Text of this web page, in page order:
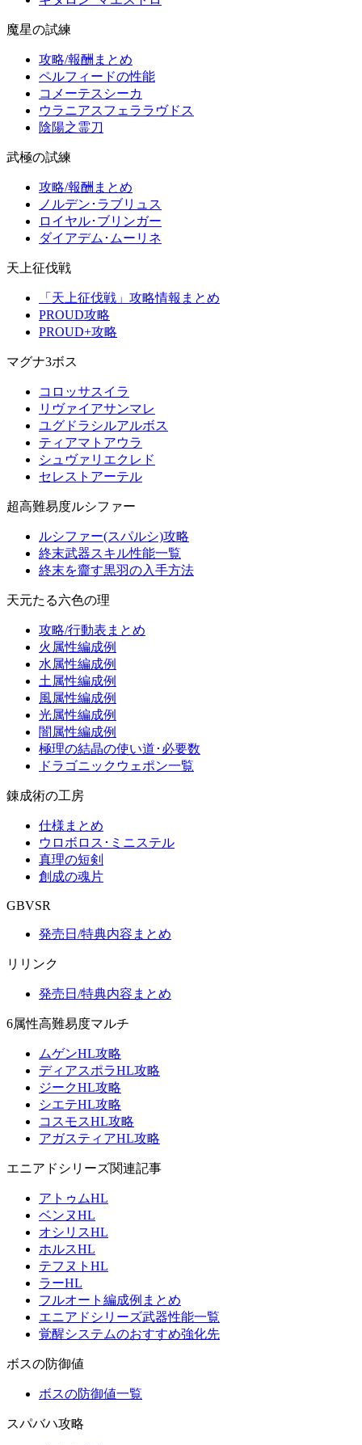
魔星の試練
攻略/報酬まとめ
ペルフィードの性能
コメーテスシーカ
ウラニアスフェララヴドス
陰陽之霊刀
武極の試練
攻略/報酬まとめ
ノルデン･ラブリュス
ロイヤル･ブリンガー
ダイアデム･ムーリネ
天上征伐戦
「天上征伐戦」攻略情報まとめ
PROUD攻略
PROUD+攻略
マグナ3ボス
コロッサスイラ
リヴァイアサンマレ
ユグドラシルアルボス
ティアマトアウラ
シュヴァリエクレド
セレストアーテル
超高難易度ルシファー
ルシファー(スパルシ)攻略
終末武器スキル性能一覧
終末を齎す黒羽の入手方法
天元たる六色の理
攻略/行動表まとめ
火属性編成例
水属性編成例
土属性編成例
風属性編成例
光属性編成例
闇属性編成例
極理の結晶の使い道･必要数
ドラゴニックウェポン一覧
錬成術の工房
仕様まとめ
ウロボロス･ミニステル
真理の短剣
創成の魂片
GBVSR
発売日/特典内容まとめ
リリンク
発売日/特典内容まとめ
6属性高難易度マルチ
ムゲンHL攻略
ディアスポラHL攻略
ジークHL攻略
シエテHL攻略
コスモスHL攻略
アガスティアHL攻略
エニアドシリーズ関連記事
アトゥムHL
ベンヌHL
オシリスHL
ホルスHL
テフヌトHL
ラーHL
フルオート編成例まとめ
エニアドシリーズ武器性能一覧
覚醒システムのおすすめ強化先
ボスの防御値
ボスの防御値一覧
スパバハ攻略